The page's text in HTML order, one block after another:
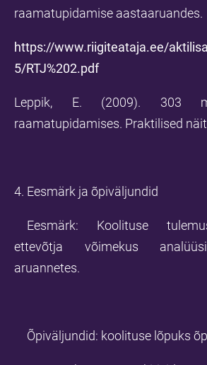
raamatupidamise aastaaruandes.
https://www.riigiteataja.ee/
5/RTJ%202.pdf
Leppik, E. (2009). 303
raamatupidamises. Praktilised
4. Eesmärk ja õpiväljundid
Eesmärk: Koolituse
ettevõtja võimekus
aruannetes.
Õpiväljundid: koolituse lõpuks